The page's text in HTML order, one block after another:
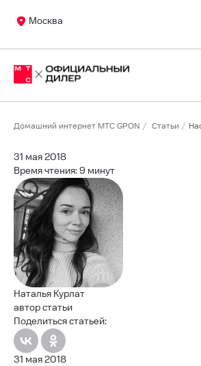
Москва
Домашний интернет МТС GPON Статьи
31 мая 2018
Время чтения: 9 минут
Наталья Курлат
автор статьи
Поделиться статьей:
31 мая 2018